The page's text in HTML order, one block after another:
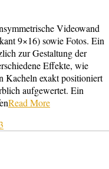
Videowand
9×16) sowie Fotos. Ein
zur Gestaltung der
Effekte, wie
Kacheln exakt positioniert
aufgewertet. Ein
Read More